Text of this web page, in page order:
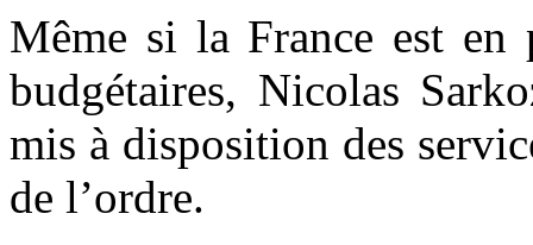
Même si la France est en
budgétaires, Nicolas
mis à disposition des
de l’ordre.